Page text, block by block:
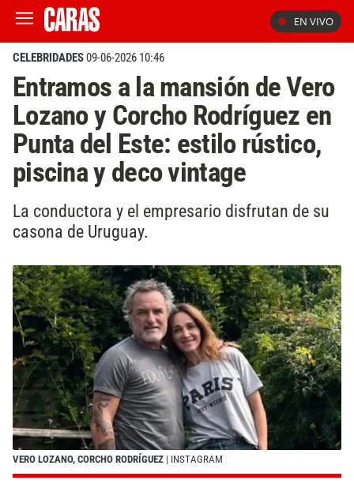
EN VIVO
CELEBRIDADES09-06-2026 10:46
Entramos a la mansión de Vero
Lozano y Corcho Rodríguez en
Punta del Este: estilo rústico,
piscina y deco vintage
La conductora y el empresario disfrutan de su
casona de Uruguay.
VERO LOZANO, CORCHO RODRÍGUEZ | INSTAGRAM